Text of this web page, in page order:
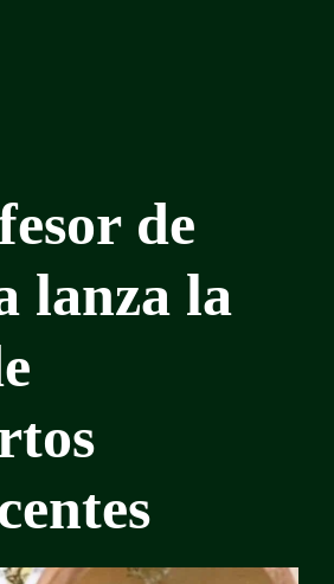
de
lanza la